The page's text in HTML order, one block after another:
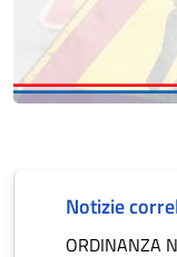
Notizie
ORDINANZA